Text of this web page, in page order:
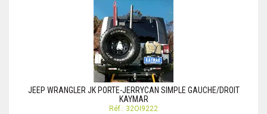
JEEP WRANGLER JK PORTE-JERRYCAN SIMPLE GAUCHE/DROIT
KAYMAR
Réf.: 32OI9222